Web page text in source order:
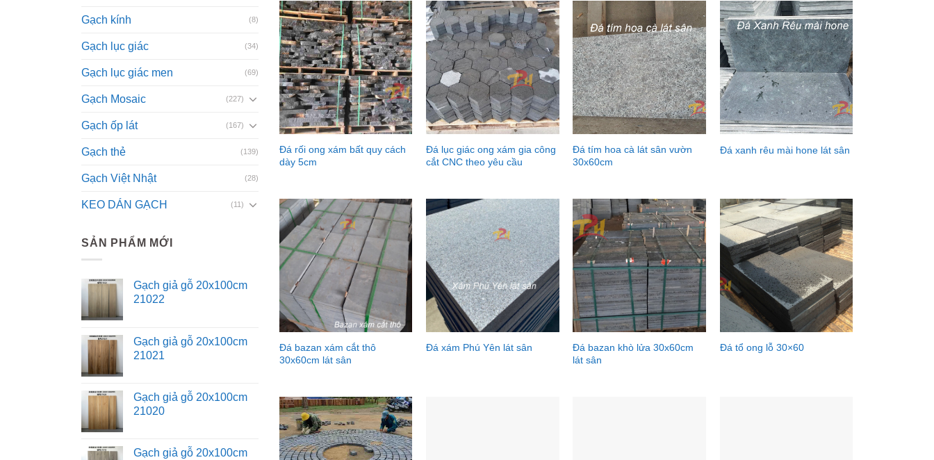
Gạch kính (8)
Gạch lục giác (34)
Gạch lục giác men (69)
Gạch Mosaic (227)
Gạch ốp lát (167)
Gạch thẻ (139)
Gạch Việt Nhật (28)
KEO DÁN GẠCH (11)
SẢN PHẨM MỚI
Gạch giả gỗ 20x100cm
21022
Gạch giả gỗ 20x100cm
21021
Gạch giả gỗ 20x100cm
21020
Gạch giả gỗ 20x100cm
Đá rối ong xám bất quy cách
dày 5cm
Đá lục giác ong xám gia công
cắt CNC theo yêu cầu
Đá tím hoa cà lát sân vườn
30x60cm
Đá xanh rêu mài hone lát sân
Đá bazan xám cắt thô
30x60cm lát sân
Đá xám Phú Yên lát sân
Đá bazan khò lửa 30x60cm
lát sân
Đá tổ ong lỗ 30×60